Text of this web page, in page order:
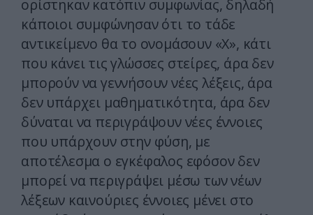
ορίστηκαν κατόπιν συμφωνίας, δηλαδή
κάποιοι συμφώνησαν ότι το τάδε
αντικείμενο θα το ονομάσουν «Χ», κάτι
που κάνει τις γλώσσες στείρες, άρα δεν
μπορούν να γεννήσουν νέες λέξεις, άρα
δεν υπάρχει μαθηματικότητα, άρα δεν
δύναται να περιγράψουν νέες έννοιες
που υπάρχουν στην φύση, με
αποτέλεσμα ο εγκέφαλος εφόσον δεν
μπορεί να περιγράψει μέσω των νέων
λέξεων καινούριες έννοιες μένει στο